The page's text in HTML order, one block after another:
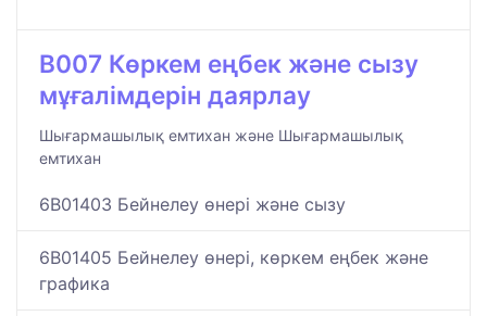
B007 Көркем еңбек және сызу
мұғалімдерін даярлау
Шығармашылық емтихан және Шығармашылық
емтихан
6B01403 Бейнелеу өнері және сызу
6B01405 Бейнелеу өнері, көркем еңбек және
графика